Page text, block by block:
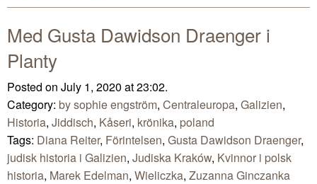
Med Gusta Dawidson Draenger i
Planty
Posted on July 1, 2020 at 23:02.
Category: by sophie engström, Centraleuropa, Galizien,
Historia, Jiddisch, Kåseri, krönika, poland
Tags: Diana Reiter, Förintelsen, Gusta Dawidson Draenger,
judisk historia i Galizien, Judiska Kraków, Kvinnor i polsk
historia, Marek Edelman, Wieliczka, Zuzanna Ginczanka